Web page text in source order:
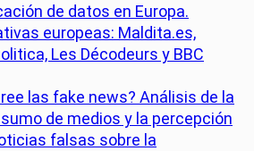
de datos en Europa.
europeas: Maldita.es,
Les Décodeurs y BBC
las fake news? Análisis de la
de medios y la percepción
falsas sobre la